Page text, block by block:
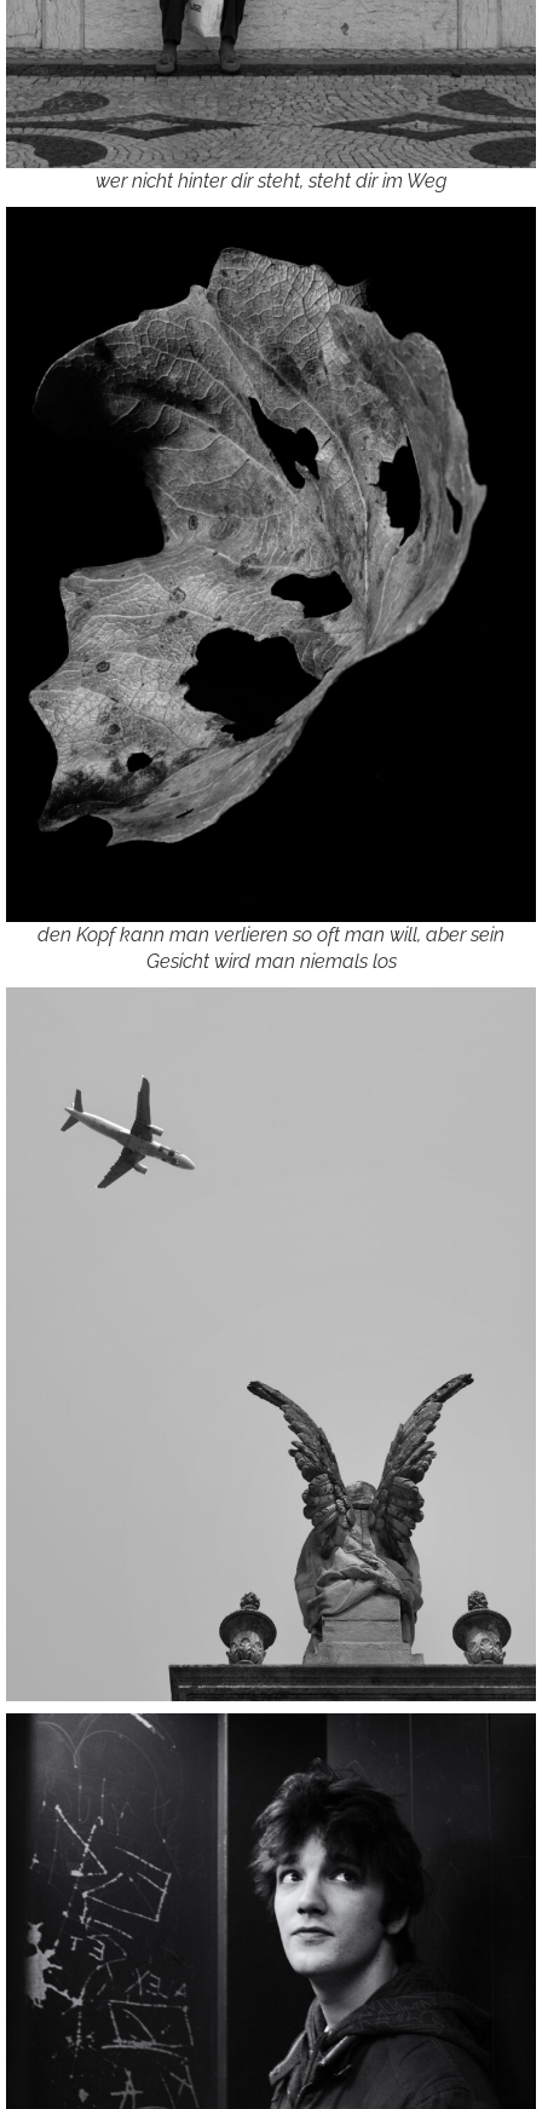
wer nicht hinter dir steht, steht dir im Weg
den Kopf kann man verlieren so oft man will, aber sein
Gesicht wird man niemals los